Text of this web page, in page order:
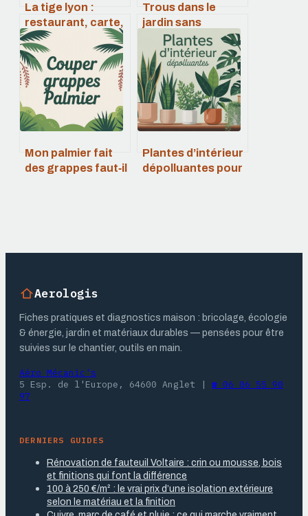
La tige lyon :
restaurant, carte,
avis et conseils
pratiques
Trous dans le
jardin sans
monticule :
causes,
diagnostics et
solutions
Mon palmier fait
des grappes faut‑il
Plantes d’intérieur
dépolluantes pour
Aerologis
Fiches pratiques et diagnostics maison : bricolage, écologie
& énergie, jardin et matériaux durables — pensées pour être
suivies sur le chantier, outils en main.
Aéro Mécanic's
5 Esp. de l'Europe, 64600 Anglet | ☎ 06 06 55 90
97
DERNIERS GUIDES
Rénovation de fauteuil Voltaire : crin ou mousse, bois
et finitions qui font la différence
100 à 250 €/m² : le vrai prix d’une isolation extérieure
selon le matériau et la finition